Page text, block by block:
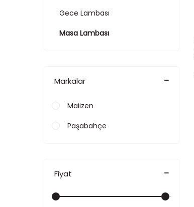
Gece Lambası
Masa Lambası
Markalar
Maiizen
Paşabahçe
Fiyat